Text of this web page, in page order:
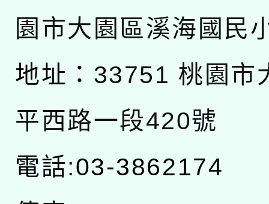
園市大園區溪海國民
地址： 33751 桃園市
平西路一段420號
電話:03-3862174